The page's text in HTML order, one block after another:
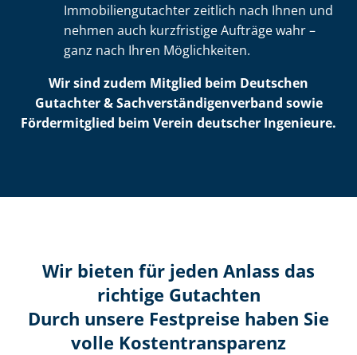
Im­mo­bi­li­en­gut­ach­ter zeitlich nach Ihnen und
nehmen auch kurzfristige Aufträge wahr –
ganz nach Ihren Möglichkeiten.
Wir sind zudem Mitglied beim Deutschen
Gutachter & Sach­ver­stän­di­gen­ver­band sowie
Fördermitglied beim Verein deutscher Ingenieure.
Wir bieten für jeden Anlass das
richtige Gutachten
Durch unsere Festpreise haben Sie
volle Kosten­transparenz